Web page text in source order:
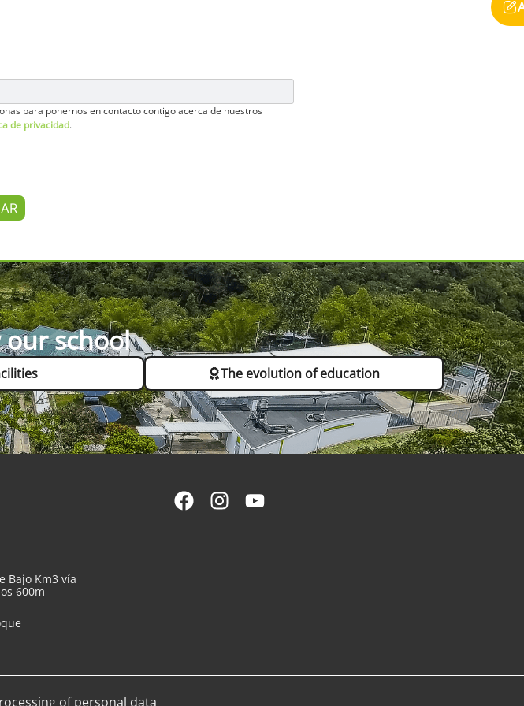
para ponernos en contacto contigo acerca de nuestros
de privacidad.
school
The evolution of education
Bajo Km3 vía
600m
of personal data